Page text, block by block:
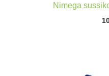
Nimega